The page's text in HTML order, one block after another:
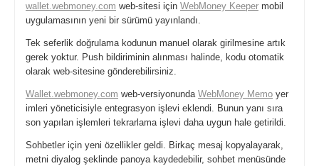
wallet.webmoney.com web-sitesi için WebMoney Keeper mobil
uygulamasının yeni bir sürümü yayınlandı.
Tek seferlik doğrulama kodunun manuel olarak girilmesine artık
gerek yoktur. Push bildiriminin alınması halinde, kodu otomatik
olarak web-sitesine gönderebilirsiniz.
Wallet.webmoney.com web-versiyonunda WebMoney Memo yer
imleri yöneticisiyle entegrasyon işlevi eklendi. Bunun yanı sıra
son yapılan işlemleri tekrarlama işlevi daha uygun hale getirildi.
Sohbetler için yeni özellikler geldi. Birkaç mesaj kopyalayarak,
metni diyalog şeklinde panoya kaydedebilir, sohbet menüsünde